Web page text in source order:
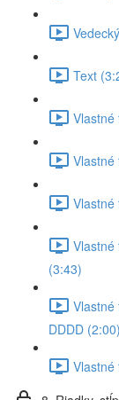
Text
Vlastné
Vlastné
Vlastné
Vlastné
(3:43)
Vlastné
DDDD (2:00)
Vlastné